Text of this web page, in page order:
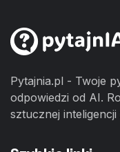
Pytajnia.pl - Twoje
odpowiedzi od AI.
sztucznej